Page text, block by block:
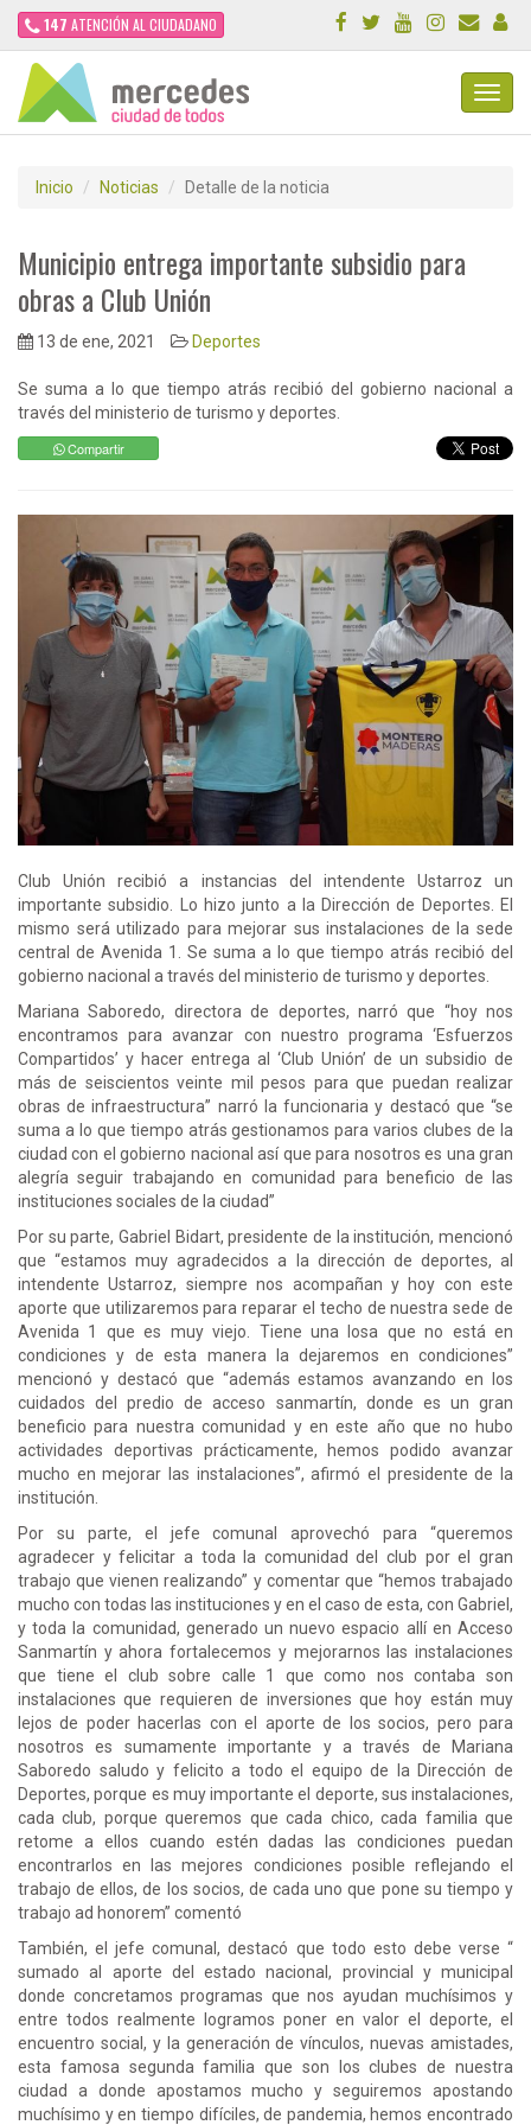
147 ATENCIÓN AL CIUDADANO
Inicio Noticias Detalle de la noticia
Municipio entrega importante subsidio para
obras a Club Unión
13 de ene, 2021 Deportes
Se suma a lo que tiempo atrás recibió del gobierno nacional a
través del ministerio de turismo y deportes.
Compartir
Club Unión recibió a instancias del intendente Ustarroz un
importante subsidio. Lo hizo junto a la Dirección de Deportes. El
mismo será utilizado para mejorar sus instalaciones de la sede
central de Avenida 1. Se suma a lo que tiempo atrás recibió del
gobierno nacional a través del ministerio de turismo y deportes.
Mariana Saboredo, directora de deportes, narró que “hoy nos
encontramos para avanzar con nuestro programa ‘Esfuerzos
Compartidos’ y hacer entrega al ‘Club Unión’ de un subsidio de
más de seiscientos veinte mil pesos para que puedan realizar
obras de infraestructura” narró la funcionaria y destacó que “se
suma a lo que tiempo atrás gestionamos para varios clubes de la
ciudad con el gobierno nacional así que para nosotros es una gran
alegría seguir trabajando en comunidad para beneficio de las
instituciones sociales de la ciudad”
Por su parte, Gabriel Bidart, presidente de la institución, mencionó
que “estamos muy agradecidos a la dirección de deportes, al
intendente Ustarroz, siempre nos acompañan y hoy con este
aporte que utilizaremos para reparar el techo de nuestra sede de
Avenida 1 que es muy viejo. Tiene una losa que no está en
condiciones y de esta manera la dejaremos en condiciones”
mencionó y destacó que “además estamos avanzando en los
cuidados del predio de acceso sanmartín, donde es un gran
beneficio para nuestra comunidad y en este año que no hubo
actividades deportivas prácticamente, hemos podido avanzar
mucho en mejorar las instalaciones”, afirmó el presidente de la
institución.
Por su parte, el jefe comunal aprovechó para “queremos
agradecer y felicitar a toda la comunidad del club por el gran
trabajo que vienen realizando” y comentar que “hemos trabajado
mucho con todas las instituciones y en el caso de esta, con Gabriel,
y toda la comunidad, generado un nuevo espacio allí en Acceso
Sanmartín y ahora fortalecemos y mejorarnos las instalaciones
que tiene el club sobre calle 1 que como nos contaba son
instalaciones que requieren de inversiones que hoy están muy
lejos de poder hacerlas con el aporte de los socios, pero para
nosotros es sumamente importante y a través de Mariana
Saboredo saludo y felicito a todo el equipo de la Dirección de
Deportes, porque es muy importante el deporte, sus instalaciones,
cada club, porque queremos que cada chico, cada familia que
retome a ellos cuando estén dadas las condiciones puedan
encontrarlos en las mejores condiciones posible reflejando el
trabajo de ellos, de los socios, de cada uno que pone su tiempo y
trabajo ad honorem” comentó
También, el jefe comunal, destacó que todo esto debe verse “
sumado al aporte del estado nacional, provincial y municipal
donde concretamos programas que nos ayudan muchísimos y
entre todos realmente logramos poner en valor el deporte, el
encuentro social, y la generación de vínculos, nuevas amistades,
esta famosa segunda familia que son los clubes de nuestra
ciudad a donde apostamos mucho y seguiremos apostando
muchísimo y en tiempo difíciles, de pandemia, hemos encontrado